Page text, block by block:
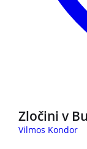
Zločini v
Vilmos Kondor